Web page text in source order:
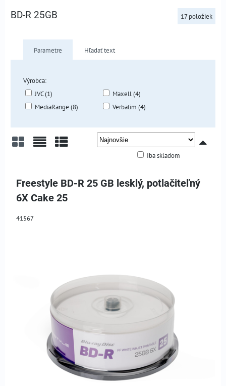
BD-R 25GB 17 položiek
Parametre Hľadať text
Výrobca:
JVC (1)
Maxell (4)
MediaRange (8)
Verbatim (4)
Iba skladom
Freestyle BD-R 25 GB lesklý, potlačiteľný
6X Cake 25
41567